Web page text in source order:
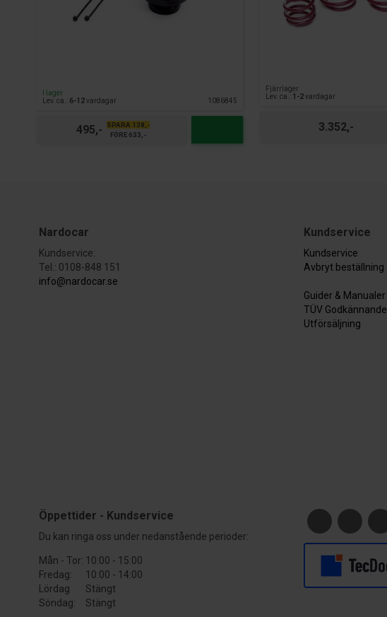
I lager
Lev. ca.: 6-12vardagar 1086845
495,-
SPARA 138,-
FÖRE 633,-
Fjärrlager
Lev. ca.: 1-2vardagar
3.352,-
Nardocar
Kundservice:
Tel.: 0108-848 151
info@nardocar.se
Kundservice
Kundservice
Avbryt beställning
Guider & Manualer
TÜV Godkännande
Utförsäljning
Öppettider - Kundservice
Du kan ringa oss under nedanstående perioder:
Mån - Tor: 10:00 - 15:00
Fredag:
10:00 - 14:00
Lördag
Stängt
Söndag:
Stängt